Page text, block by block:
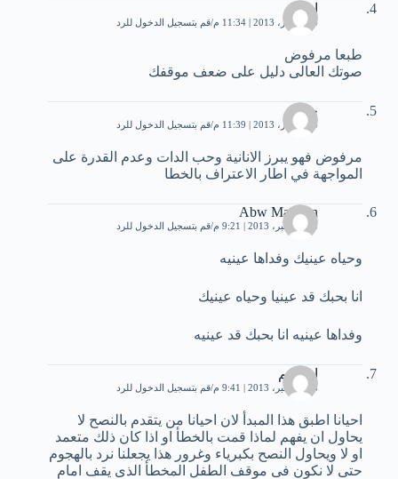
ايمان
4 ديسمبر، 2013 | 11:34 م قم بتسجيل الدخول للرد
طبعا مرفوض
صوتك العالى دليل على ضعف موقفك
حسام
4 ديسمبر، 2013 | 11:39 م قم بتسجيل الدخول للرد
مرفوض فهو يبرز الانانية وحب الدات وعدم القدرة على
المواجهة في اطار الاعتراف بالخطا
Abw Marwan
15 ديسمبر، 2013 | 9:21 م قم بتسجيل الدخول للرد
وحياه عينيك وفداها عينيه
انا بحبك قد عينيا وحياه عينيك
وفداها عينيه انا بحبك قد عينيه
ابراهيم
15 ديسمبر، 2013 | 9:41 م قم بتسجيل الدخول للرد
احيانا اطبق هذا المبدأ لان احيانا من يتقدم بالنصح لا
يحاول ان يفهم لماذا قمت بالخطأ او اذا كان ذلك متعمد
او لا ويحاول النصح بكبرياء وغرور هذا يجعلنا نرد بالهجوم
حتى لا نكون فى موقف الطفل المخطأ الذى يقف امام